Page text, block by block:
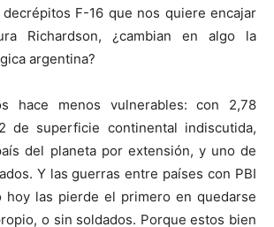
F-16 que nos quiere encajar
Richardson, ¿cambian en algo la
argentina?
hace menos vulnerables: con 2,78
de superficie continental indiscutida,
del planeta por extensión, y uno de
Y las guerras entre países con PBI
hoy las pierde el primero en quedarse
o sin soldados. Porque estos bien